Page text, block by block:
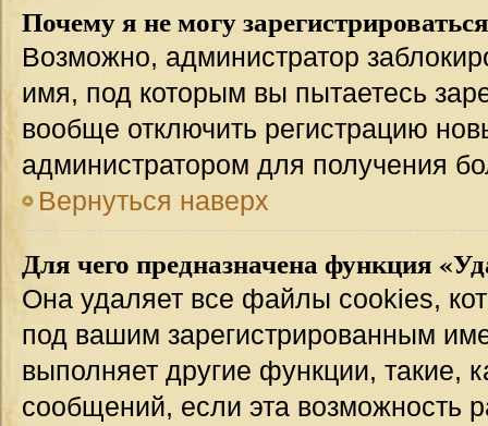
Почему я не могу
Возможно, администратор
имя, под которым вы пытаетесь
вообще отключить регистрацию
администратором для получения
Вернуться наверх
Для чего предназначена функция
Она удаляет все файлы cookies,
под вашим зарегистрированным
выполняет другие функции, такие,
сообщений, если эта возможность